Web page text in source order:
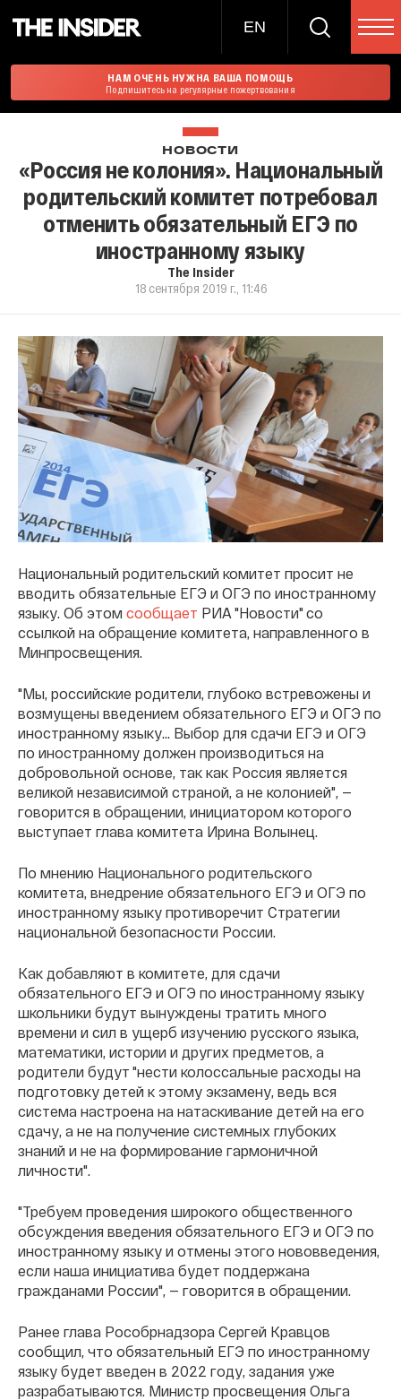
EN
НАМ ОЧЕНЬ НУЖНА ВАША ПОМОЩЬ
Подпишитесь на регулярные пожертвования
НОВОСТИ
«Россия не колония». Национальный
родительский комитет потребовал
отменить обязательный ЕГЭ по
иностранному языку
The Insider
18 сентября 2019 г., 11:46
Национальный родительский комитет просит не
вводить обязательные ЕГЭ и ОГЭ по иностранному
языку. Об этом сообщает РИА "Новости" со
ссылкой на обращение комитета, направленного в
Минпросвещения.
"Мы, российские родители, глубоко встревожены и
возмущены введением обязательного ЕГЭ и ОГЭ по
иностранному языку... Выбор для сдачи ЕГЭ и ОГЭ
по иностранному должен производиться на
добровольной основе, так как Россия является
великой независимой страной, а не колонией", —
говорится в обращении, инициатором которого
выступает глава комитета Ирина Волынец.
По мнению Национального родительского
комитета, внедрение обязательного ЕГЭ и ОГЭ по
иностранному языку противоречит Стратегии
национальной безопасности России.
Как добавляют в комитете, для сдачи
обязательного ЕГЭ и ОГЭ по иностранному языку
школьники будут вынуждены тратить много
времени и сил в ущерб изучению русского языка,
математики, истории и других предметов, а
родители будут "нести колоссальные расходы на
подготовку детей к этому экзамену, ведь вся
система настроена на натаскивание детей на его
сдачу, а не на получение системных глубоких
знаний и не на формирование гармоничной
личности".
"Требуем проведения широкого общественного
обсуждения введения обязательного ЕГЭ и ОГЭ по
иностранному языку и отмены этого нововведения,
если наша инициатива будет поддержана
гражданами России", — говорится в обращении.
Ранее глава Рособрнадзора Сергей Кравцов
сообщил, что обязательный ЕГЭ по иностранному
языку будет введен в 2022 году, задания уже
разрабатываются. Министр просвещения Ольга